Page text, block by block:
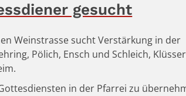
gesucht
Weinstrasse sucht Verstärkung in der
Pölich, Ensch und Schleich,
in der Pfarrei zu